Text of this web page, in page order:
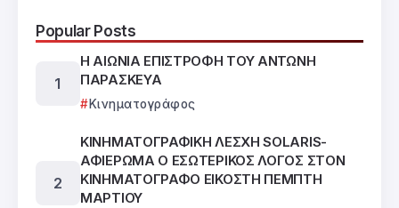
Popular Posts
Η ΑΙΩΝΙΑ ΕΠΙΣΤΡΟΦΗ ΤΟΥ ΑΝΤΩΝΗ
ΠΑΡΑΣΚΕΥΑ
Κινηματογράφος
ΚΙΝΗΜΑΤΟΓΡΑΦΙΚΗ ΛΕΣΧΗ SOLARIS-
ΑΦΙΕΡΩΜΑ Ο ΕΣΩΤΕΡΙΚΟΣ ΛΟΓΟΣ ΣΤΟΝ
ΚΙΝΗΜΑΤΟΓΡΑΦΟ ΕΙΚΟΣΤΗ ΠΕΜΠΤΗ
ΜΑΡΤΙΟΥ